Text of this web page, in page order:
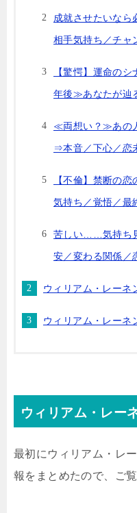
成就させたいな
相手気持ち／チャ
【驚愕】運命の
年後≫あなたが辿
≪両想い？≫あの
⇒本音／下心／恋
【不倫】禁断の
気持ち／覚悟／最
苦しい……気持ち
安／変わる関係／
ウィリアム・レーネ
ウィリアム・レーネ
ウィリアム・レー
最初にウィリアム・レ
報をまとめたので、ご覧